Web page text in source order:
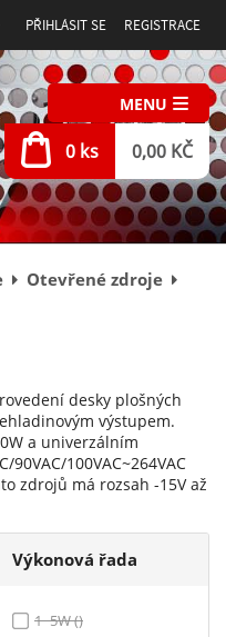
PŘIHLÁSIT SE REGISTRACE
MENU
0 ks 0,00 KČ
Otevřené zdroje
desky plošných
výstupem.
a univerzálním
100VAC~264VAC
zdrojů má rozsah -15V až
Výkonová řada
1~5W ()